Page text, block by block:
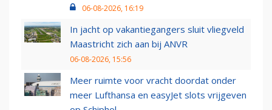
06-08-2026, 16:19
In jacht op vakantiegangers sluit vliegveld
Maastricht zich aan bij ANVR
06-08-2026, 15:56
Meer ruimte voor vracht doordat onder
meer Lufthansa en easyJet slots vrijgeven